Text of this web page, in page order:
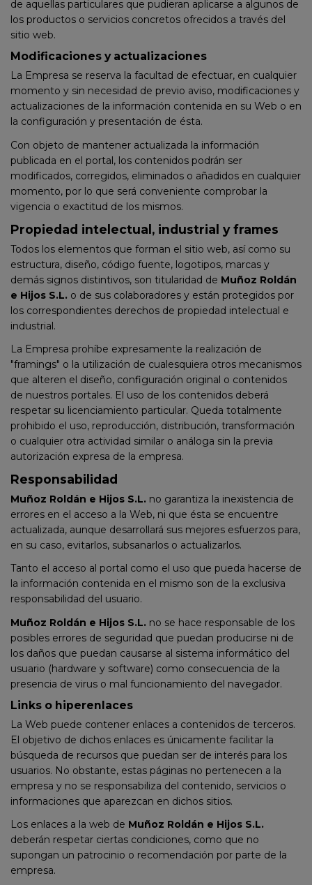
de aquellas particulares que pudieran aplicarse a algunos de
los productos o servicios concretos ofrecidos a través del
sitio web.
Modificaciones y actualizaciones
La Empresa se reserva la facultad de efectuar, en cualquier
momento y sin necesidad de previo aviso, modificaciones y
actualizaciones de la información contenida en su Web o en
la configuración y presentación de ésta.
Con objeto de mantener actualizada la información
publicada en el portal, los contenidos podrán ser
modificados, corregidos, eliminados o añadidos en cualquier
momento, por lo que será conveniente comprobar la
vigencia o exactitud de los mismos.
Propiedad intelectual, industrial y frames
Todos los elementos que forman el sitio web, así como su
estructura, diseño, código fuente, logotipos, marcas y
demás signos distintivos, son titularidad de Muñoz Roldán
e Hijos S.L. o de sus colaboradores y están protegidos por
los correspondientes derechos de propiedad intelectual e
industrial.
La Empresa prohíbe expresamente la realización de
"framings" o la utilización de cualesquiera otros mecanismos
que alteren el diseño, configuración original o contenidos
de nuestros portales. El uso de los contenidos deberá
respetar su licenciamiento particular. Queda totalmente
prohibido el uso, reproducción, distribución, transformación
o cualquier otra actividad similar o análoga sin la previa
autorización expresa de la empresa.
Responsabilidad
Muñoz Roldán e Hijos S.L. no garantiza la inexistencia de
errores en el acceso a la Web, ni que ésta se encuentre
actualizada, aunque desarrollará sus mejores esfuerzos para,
en su caso, evitarlos, subsanarlos o actualizarlos.
Tanto el acceso al portal como el uso que pueda hacerse de
la información contenida en el mismo son de la exclusiva
responsabilidad del usuario.
Muñoz Roldán e Hijos S.L. no se hace responsable de los
posibles errores de seguridad que puedan producirse ni de
los daños que puedan causarse al sistema informático del
usuario (hardware y software) como consecuencia de la
presencia de virus o mal funcionamiento del navegador.
Links o hiperenlaces
La Web puede contener enlaces a contenidos de terceros.
El objetivo de dichos enlaces es únicamente facilitar la
búsqueda de recursos que puedan ser de interés para los
usuarios. No obstante, estas páginas no pertenecen a la
empresa y no se responsabiliza del contenido, servicios o
informaciones que aparezcan en dichos sitios.
Los enlaces a la web de Muñoz Roldán e Hijos S.L.
deberán respetar ciertas condiciones, como que no
supongan un patrocinio o recomendación por parte de la
empresa.